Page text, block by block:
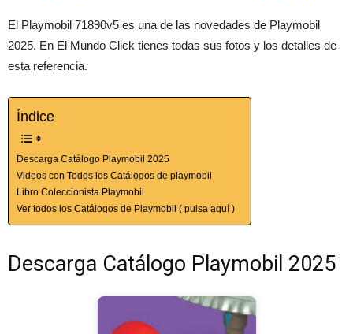
El Playmobil 71890v5 es una de las novedades de Playmobil
2025. En El Mundo Click tienes todas sus fotos y los detalles de
esta referencia.
Índice
Descarga Catálogo Playmobil 2025
Videos con Todos los Catálogos de playmobil
Libro Coleccionista Playmobil
Ver todos los Catálogos de Playmobil ( pulsa aquí )
Descarga Catálogo Playmobil 2025